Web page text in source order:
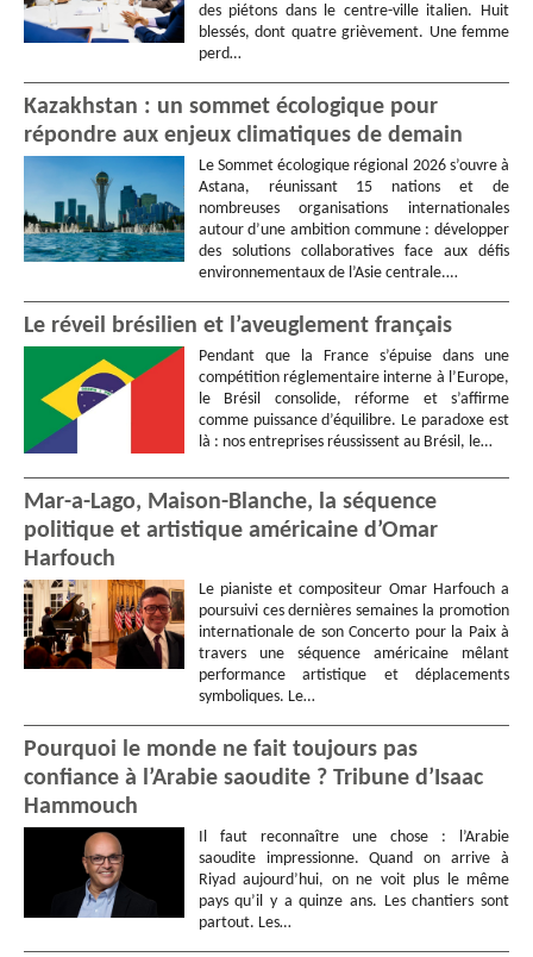
des piétons dans le centre-ville italien. Huit
blessés, dont quatre grièvement. Une femme
perd…
Kazakhstan : un sommet écologique pour
répondre aux enjeux climatiques de demain
Le Sommet écologique régional 2026 s’ouvre à
Astana, réunissant 15 nations et de
nombreuses organisations internationales
autour d’une ambition commune : développer
des solutions collaboratives face aux défis
environnementaux de l’Asie centrale.…
Le réveil brésilien et l’aveuglement français
Pendant que la France s’épuise dans une
compétition réglementaire interne à l’Europe,
le Brésil consolide, réforme et s’affirme
comme puissance d’équilibre. Le paradoxe est
là : nos entreprises réussissent au Brésil, le…
Mar-a-Lago, Maison-Blanche, la séquence
politique et artistique américaine d’Omar
Harfouch
Le pianiste et compositeur Omar Harfouch a
poursuivi ces dernières semaines la promotion
internationale de son Concerto pour la Paix à
travers une séquence américaine mêlant
performance artistique et déplacements
symboliques. Le…
Pourquoi le monde ne fait toujours pas
confiance à l’Arabie saoudite ? Tribune d’Isaac
Hammouch
Il faut reconnaître une chose : l’Arabie
saoudite impressionne. Quand on arrive à
Riyad aujourd’hui, on ne voit plus le même
pays qu’il y a quinze ans. Les chantiers sont
partout. Les…